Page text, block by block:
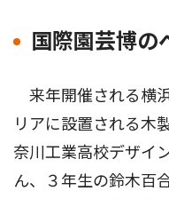
国際園芸博の
来年開催される横
リアに設置される木
奈川工業高校デザイ
ん、３年生の鈴木百